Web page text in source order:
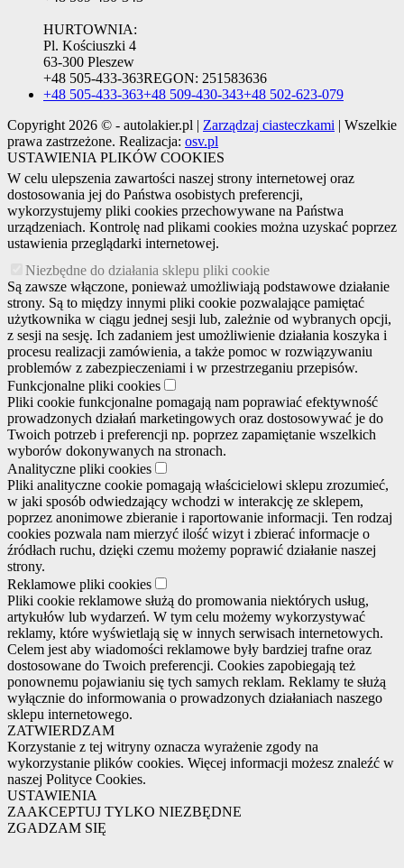
HURTOWNIA:
Pl. Kościuszki 4
63-300 Pleszew
+48 505-433-363REGON: 251583636
+48 505-433-363+48 509-430-343+48 502-623-079
Copyright 2026 © - autolakier.pl | Zarządzaj ciasteczkami | Wszelkie
prawa zastrzeżone. Realizacja: osv.pl
USTAWIENIA PLIKÓW COOKIES
W celu ulepszenia zawartości naszej strony internetowej oraz
dostosowania jej do Państwa osobistych preferencji,
wykorzystujemy pliki cookies przechowywane na Państwa
urządzeniach. Kontrolę nad plikami cookies można uzyskać poprzez
ustawienia przeglądarki internetowej.
Niezbędne do działania sklepu pliki cookie
Są zawsze włączone, ponieważ umożliwiają podstawowe działanie
strony. Są to między innymi pliki cookie pozwalające pamiętać
użytkownika w ciągu jednej sesji lub, zależnie od wybranych opcji,
z sesji na sesję. Ich zadaniem jest umożliwienie działania koszyka i
procesu realizacji zamówienia, a także pomoc w rozwiązywaniu
problemów z zabezpieczeniami i w przestrzeganiu przepisów.
Funkcjonalne pliki cookies
Pliki cookie funkcjonalne pomagają nam poprawiać efektywność
prowadzonych działań marketingowych oraz dostosowywać je do
Twoich potrzeb i preferencji np. poprzez zapamiętanie wszelkich
wyborów dokonywanych na stronach.
Analityczne pliki cookies
Pliki analityczne cookie pomagają właścicielowi sklepu zrozumieć,
w jaki sposób odwiedzający wchodzi w interakcję ze sklepem,
poprzez anonimowe zbieranie i raportowanie informacji. Ten rodzaj
cookies pozwala nam mierzyć ilość wizyt i zbierać informacje o
źródłach ruchu, dzięki czemu możemy poprawić działanie naszej
strony.
Reklamowe pliki cookies
Pliki cookie reklamowe służą do promowania niektórych usług,
artykułów lub wydarzeń. W tym celu możemy wykorzystywać
reklamy, które wyświetlają się w innych serwisach internetowych.
Celem jest aby wiadomości reklamowe były bardziej trafne oraz
dostosowane do Twoich preferencji. Cookies zapobiegają też
ponownemu pojawianiu się tych samych reklam. Reklamy te służą
wyłącznie do informowania o prowadzonych działaniach naszego
sklepu internetowego.
ZATWIERDZAM
Korzystanie z tej witryny oznacza wyrażenie zgody na
wykorzystanie plików cookies. Więcej informacji możesz znaleźć w
naszej Polityce Cookies.
USTAWIENIA
ZAAKCEPTUJ TYLKO NIEZBĘDNE
ZGADZAM SIĘ